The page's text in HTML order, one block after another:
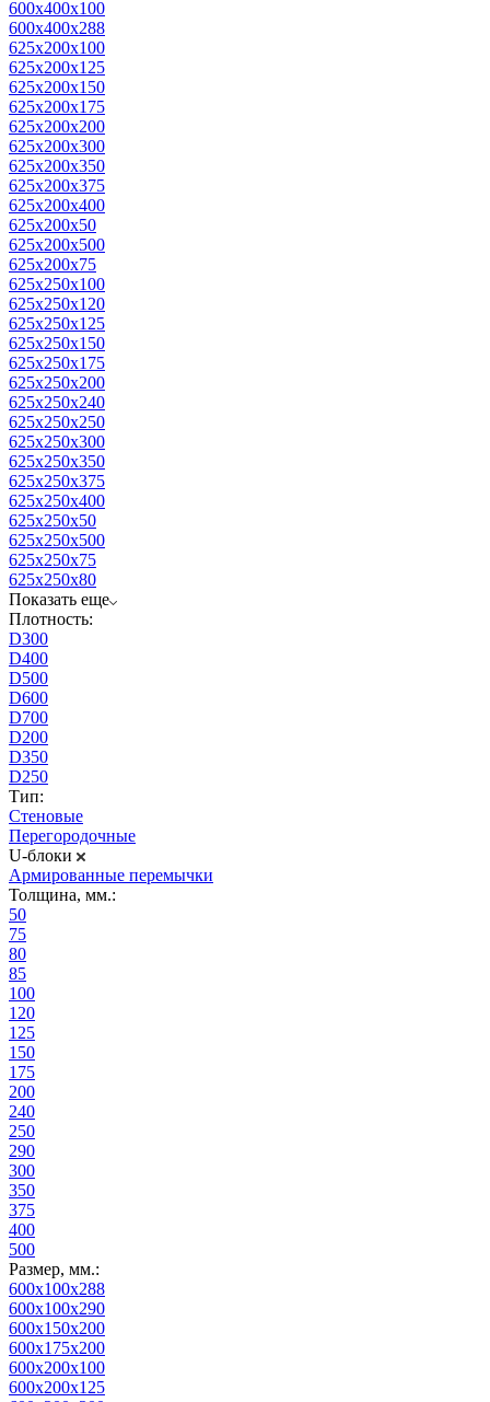
600x400x100
600x400x288
625x200x100
625x200x125
625x200x150
625x200x175
625x200x200
625x200x300
625x200x350
625x200x375
625x200x400
625x200x50
625x200x500
625x200x75
625x250x100
625x250x120
625x250x125
625x250x150
625x250x175
625x250x200
625x250x240
625x250x250
625x250x300
625x250x350
625x250x375
625x250x400
625x250x50
625x250x500
625x250x75
625x250x80
Показать еще
Плотность:
D300
D400
D500
D600
D700
D200
D350
D250
Тип:
Стеновые
Перегородочные
U-блоки
Армированные перемычки
Толщина, мм.:
50
75
80
85
100
120
125
150
175
200
240
250
290
300
350
375
400
500
Размер, мм.:
600x100x288
600x100x290
600x150x200
600x175x200
600x200x100
600x200x125